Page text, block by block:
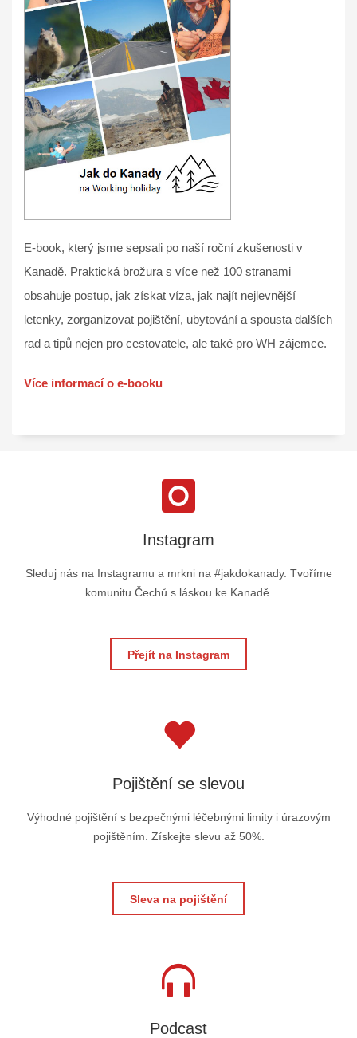
E-book, který jsme sepsali po naší roční zkušenosti v
Kanadě. Praktická brožura s více než 100 stranami
obsahuje postup, jak získat víza, jak najít nejlevnější
letenky, zorganizovat pojištění, ubytování a spousta dalších
rad a tipů nejen pro cestovatele, ale také pro WH zájemce.
Více informací o e-booku
Instagram
Sleduj nás na Instagramu a mrkni na #jakdokanady. Tvoříme
komunitu Čechů s láskou ke Kanadě.
Přejít na Instagram
Pojištění se slevou
Výhodné pojištění s bezpečnými léčebnými limity i úrazovým
pojištěním. Získejte slevu až 50%.
Sleva na pojištění
Podcast